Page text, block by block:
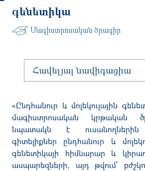
գենետիկա
Մագիստրոսական ծրագիր
Հավելյալ նավիգացիա
«Ընդհանուր և մոլեկուլային
մագիստրոսական կրթական
նպատակն է
գիտելիքներ ընդհանուր և
գենետիկայի հիմնարար և
ասպարեզների, այդ թվում՝